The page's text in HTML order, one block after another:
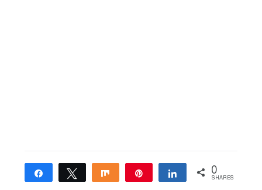
Share Tweet Share Share 0
SHARES